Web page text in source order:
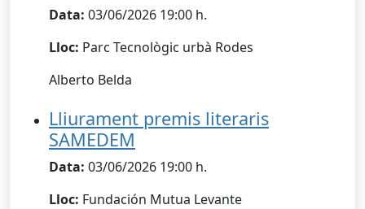
Data: 03/06/2026 19:00 h.
Lloc: Parc Tecnològic urbà Rodes
Alberto Belda
Lliurament premis literaris
SAMEDEM
Data: 03/06/2026 19:00 h.
Lloc: Fundación Mutua Levante